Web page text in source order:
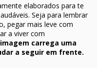
elaborados para te
Seja para lembrar
pegar mais leve com
a viver com
carrega uma
a seguir em frente.